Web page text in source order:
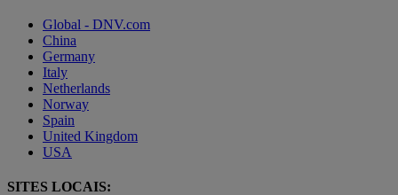
Global - DNV.com
China
Germany
Italy
Netherlands
Norway
Spain
United Kingdom
USA
SITES LOCAIS: